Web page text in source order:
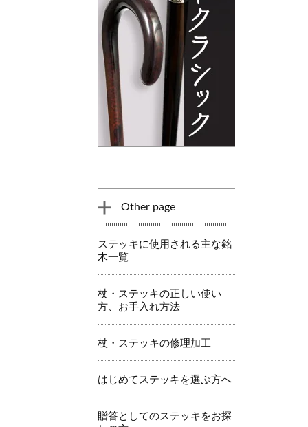
Other page
ステッキに使用される主な銘
木一覧
杖・ステッキの正しい使い
方、お手入れ方法
杖・ステッキの修理加工
はじめてステッキを選ぶ方へ
贈答としてのステッキをお探